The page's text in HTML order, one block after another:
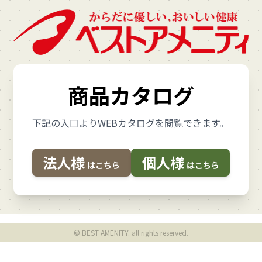
商品カタログ
下記の入口よりWEBカタログを閲覧できます。
法人様 はこちら 個人様 はこちら
© BEST AMENITY. all rights reserved.